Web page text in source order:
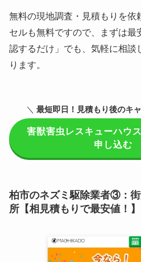
無料の現地調査・見積もりを依
セルも無料ですので、まずは最
認するだけ」でも、気軽に相談
ります。
＼ 最短即日！見積もり後のキ
害獣害虫レスキューハウ
申し込む
柏市のネズミ駆除業者③：
所【相見積もりで最安値！】